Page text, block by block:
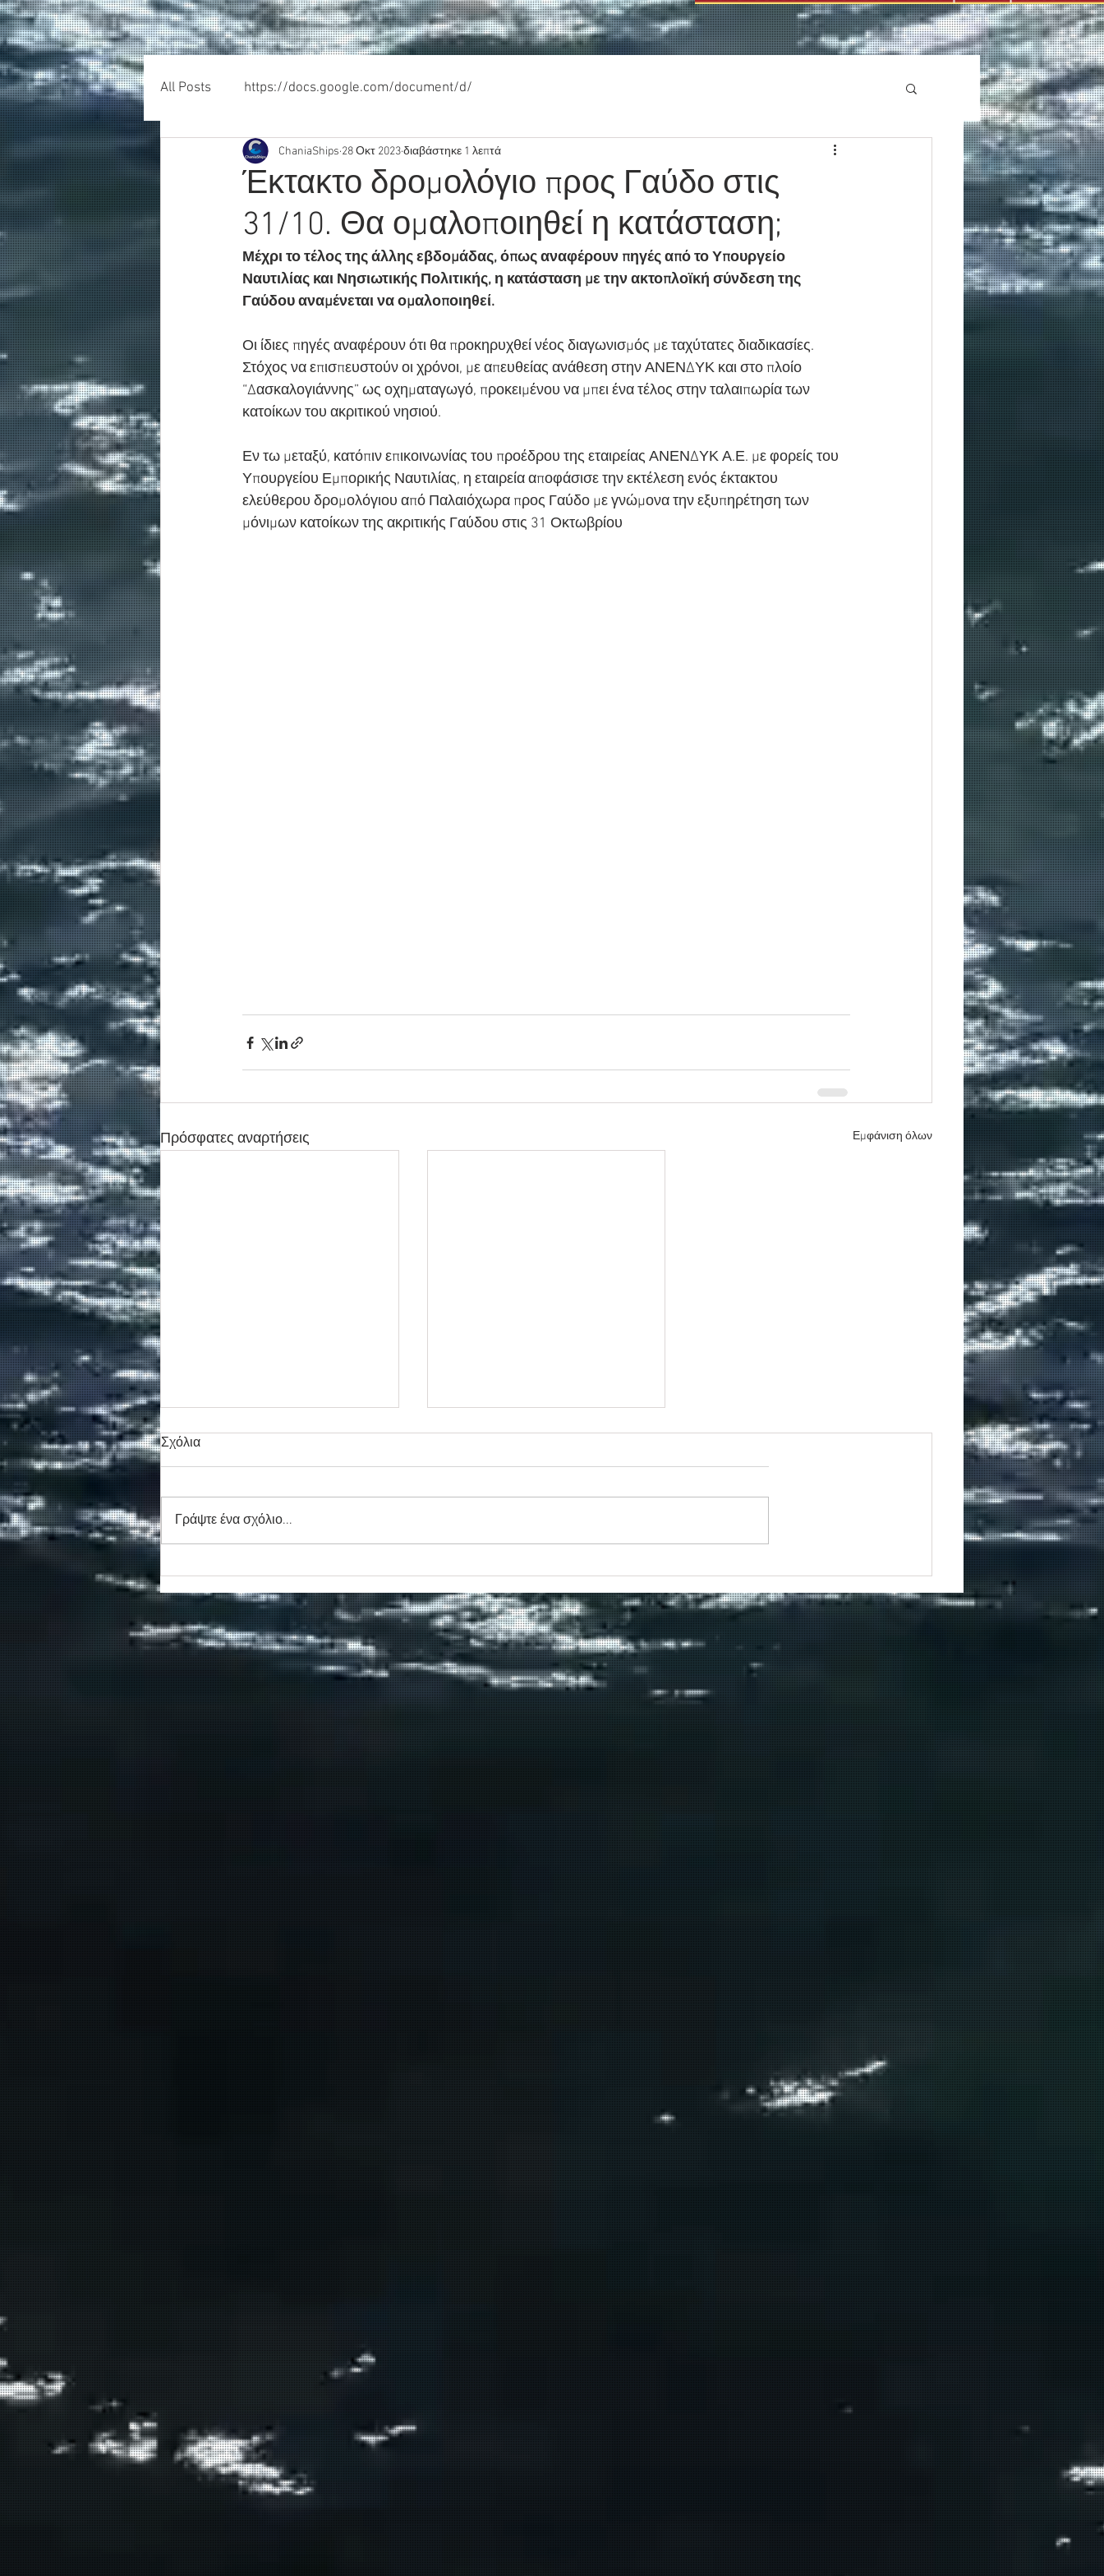
All Posts https://docs.google.com/document/d/
Έκτακτο δρομολόγιο προς Γαύδο στις
31/10. Θα ομαλοποιηθεί η κατάσταση;
ChaniaShips 28 Οκτ 2023διαβάστηκε 1 λεπτά
Μέχρι το τέλος της άλλης εβδομάδας, όπως αναφέρουν πηγές από το Υπουργείο
Ναυτιλίας και Νησιωτικής Πολιτικής, η κατάσταση με την ακτοπλοϊκή σύνδεση της
Γαύδου αναμένεται να ομαλοποιηθεί.
Οι ίδιες πηγές αναφέρουν ότι θα προκηρυχθεί νέος διαγωνισμός με ταχύτατες διαδικασίες.
Στόχος να επισπευστούν οι χρόνοι, με απευθείας ανάθεση στην ΑΝΕΝΔΥΚ και στο πλοίο
“Δασκαλογιάννης” ως οχηματαγωγό, προκειμένου να μπει ένα τέλος στην ταλαιπωρία των
κατοίκων του ακριτικού νησιού.
Εν τω μεταξύ, κατόπιν επικοινωνίας του προέδρου της εταιρείας ΑΝΕΝΔΥΚ Α.Ε. με φορείς του
Υπουργείου Εμπορικής Ναυτιλίας, η εταιρεία αποφάσισε την εκτέλεση ενός έκτακτου
ελεύθερου δρομολόγιου από Παλαιόχωρα προς Γαύδο με γνώμονα την εξυπηρέτηση των
μόνιμων κατοίκων της ακριτικής Γαύδου στις 31 Οκτωβρίου
Πρόσφατες αναρτήσεις Εμφάνιση όλων
Κασσελάκη στο λιμάνι της
Σούδας
μεταφοράς μεταναστών από τη
Σούδα
Σχόλια
Γράψτε ένα σχόλιο...